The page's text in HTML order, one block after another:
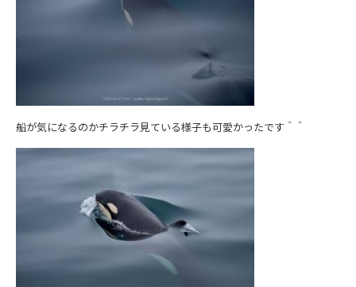
船が気になるのかチラチラ見ている様子も可愛かったです＾＾